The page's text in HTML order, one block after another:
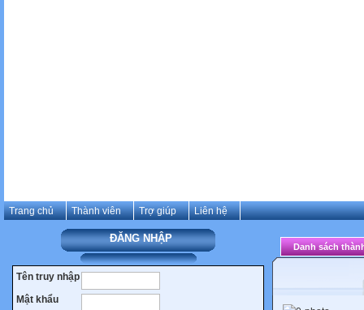
Trang chủ Thành viên Trợ giúp Liên hệ
ĐĂNG NHẬP
Tên truy nhập
Mật khẩu
Danh sách